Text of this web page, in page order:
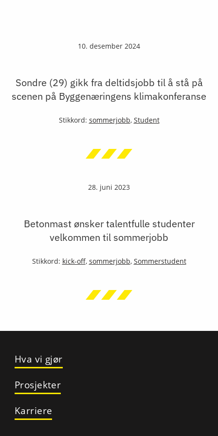
10. desember 2024
Sondre (29) gikk fra deltidsjobb til å stå på
scenen på Byggenæringens klimakonferanse
Stikkord: sommerjobb, Student
28. juni 2023
Betonmast ønsker talentfulle studenter
velkommen til sommerjobb
Stikkord: kick-off, sommerjobb, Sommerstudent
Hva vi gjør
Prosjekter
Karriere